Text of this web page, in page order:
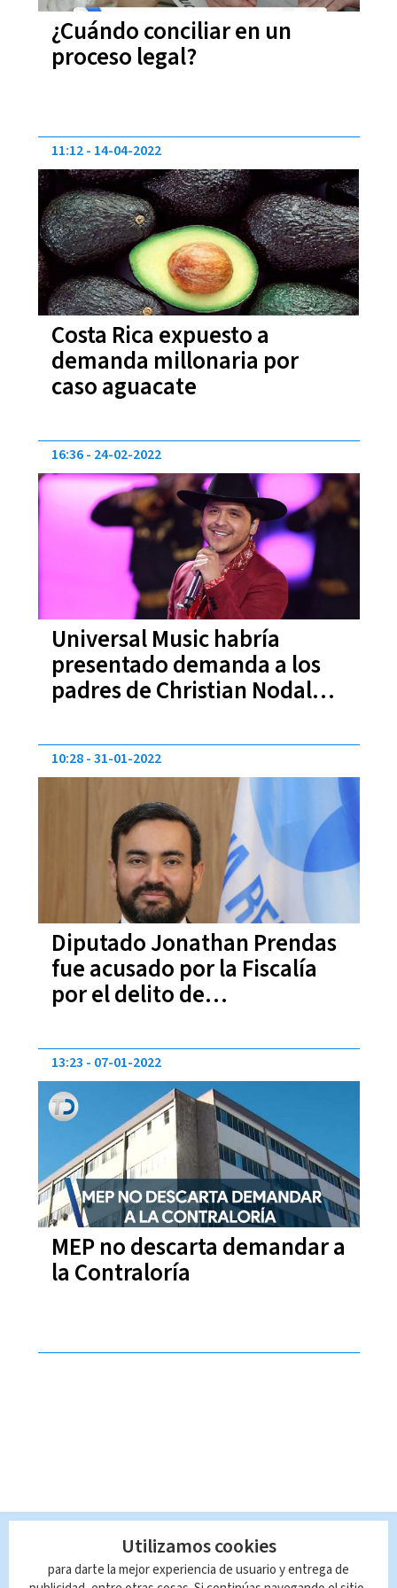
¿Cuándo conciliar en un
proceso legal?
Costa Rica expuesto a
demanda millonaria por
caso aguacate
11:12 14-04-2022
Universal Music habría
presentado demanda a los
padres de Christian Nodal
16:36 24-02-2022
Diputado Jonathan Prendas
fue acusado por la Fiscalía
por el delito de
10:28 31-01-2022
MEP no descarta demandar a
la Contraloría
13:23 07-01-2022
Utilizamos cookies
para darte la mejor experiencia de usuario y entrega de